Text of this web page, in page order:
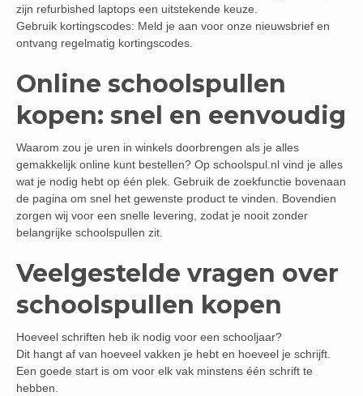
zijn refurbished laptops een uitstekende keuze.
Gebruik kortingscodes: Meld je aan voor onze nieuwsbrief en
ontvang regelmatig kortingscodes.
Online schoolspullen
kopen: snel en eenvoudig
Waarom zou je uren in winkels doorbrengen als je alles
gemakkelijk online kunt bestellen? Op schoolspul.nl vind je alles
wat je nodig hebt op één plek. Gebruik de zoekfunctie bovenaan
de pagina om snel het gewenste product te vinden. Bovendien
zorgen wij voor een snelle levering, zodat je nooit zonder
belangrijke schoolspullen zit.
Veelgestelde vragen over
schoolspullen kopen
Hoeveel schriften heb ik nodig voor een schooljaar?
Dit hangt af van hoeveel vakken je hebt en hoeveel je schrijft.
Een goede start is om voor elk vak minstens één schrift te
hebben.